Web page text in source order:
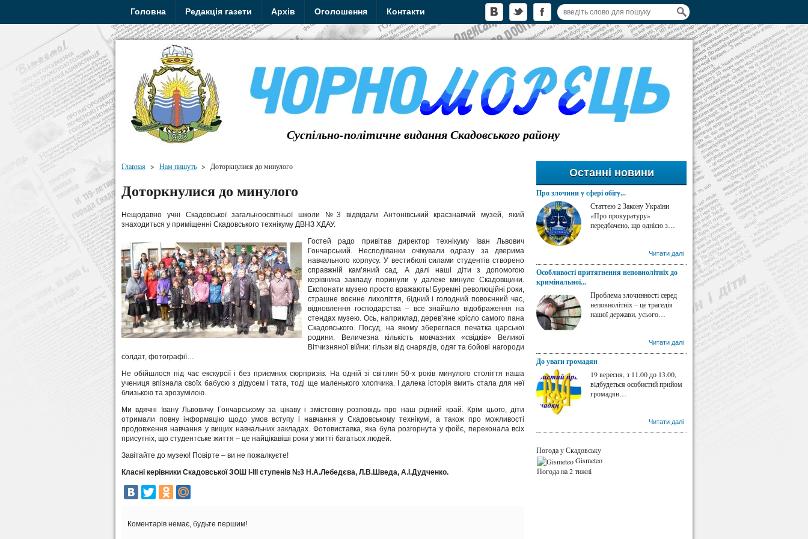
Головна Редакція газети Архів Оголошення Контакти
Суспільно-політичне видання Скадовського району
Главная > Нам пишуть > Доторкнулися до минулого
Доторкнулися до минулого
Нещодавно учні Скадовської загальноосвітньої школи №3 відвідали Антонівський краєзнавчий музей, який
знаходиться у приміщенні Скадовського технікуму ДВНЗ ХДАУ.
Гостей радо привітав директор технікуму Іван Львович
Гончарський. Несподіванки очікували одразу за дверима
навчального корпусу. У вестибюлі силами студентів створено
справжній кам’яний сад. А далі наші діти з допомогою
керівника закладу поринули у далеке минуле Скадовщини.
Експонати музею просто вражають! Буремні революційні роки,
страшне воєнне лихоліття, бідний і голодний повоєнний час,
відновлення господарства – все знайшло відображення на
стендах музею. Ось, наприклад, дерев’яне крісло самого пана
Скадовського. Посуд, на якому збереглася печатка царської
родини. Величезна кількість мовчазних «свідків» Великої
Вітчизняної війни: гільзи від снарядів, одяг та бойові нагороди
солдат, фотографії…
Не обійшлося під час екскурсії і без приємних сюрпризів. На одній зі світлин 50-х років минулого століття наша
учениця впізнала своїх бабусю з дідусем і тата, тоді ще маленького хлопчика. І далека історія вмить стала для неї
близькою та зрозумілою.
Ми вдячні Івану Львовичу Гончарському за цікаву і змістовну розповідь про наш рідний край. Крім цього, діти
отримали повну інформацію щодо умов вступу і навчання у Скадовському технікумі, а також про можливості
продовження навчання у вищих навчальних закладах. Фотовиставка, яка була розгорнута у фойє, переконала всіх
присутніх, що студентське життя – це найцікавіші роки у житті багатьох людей.
Завітайте до музею! Повірте – ви не пожалкуєте!
Класні керівники Скадовської ЗОШ І-ІІІ ступенів №3 Н.А.Лебедєва, Л.В.Шведа, А.І.Дудченко.
Коментарів немає, будьте першим!
Останні новини
Про злочини у сфері обігу...
Статтею 2 Закону України
«Про прокуратуру»
передбачено, що однією з…
Читати далі
Особливості притягнення неповнолітніх до
кримінальної...
Проблема злочинності серед
неповнолітніх – це трагедія
нашої держави, усього…
Читати далі
До уваги громадян
19 вересня, з 11.00 до 13.00,
відбудеться особистий прийом
громадян…
Читати далі
Погода у Скадовську
Gismeteo
Погода на 2 тижні